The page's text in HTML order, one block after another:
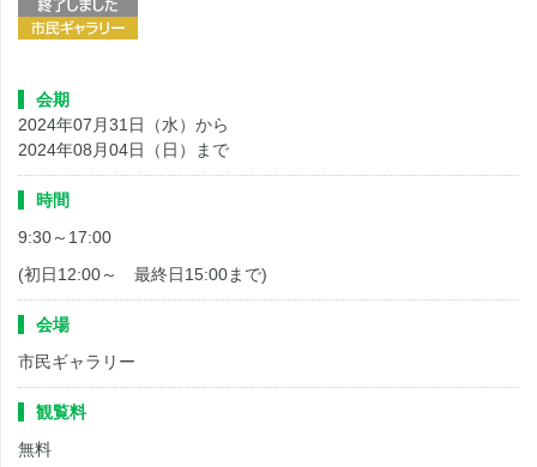
会期
2024年07月31日（水）から
2024年08月04日（日）まで
時間
9:30～17:00
(初日12:00～ 最終日15:00まで)
会場
市民ギャラリー
観覧料
無料